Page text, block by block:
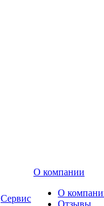
Сервис
О компании
О
Отзывы